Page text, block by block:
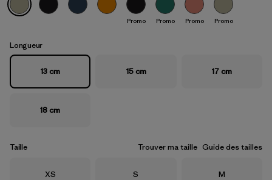
Weathered Stone
Promo Promo Promo Promo
Longueur
13 cm 15 cm 17 cm
18 cm
Taille Trouver ma taille Guide des tailles
Taille
XS Taille
S Taille
M